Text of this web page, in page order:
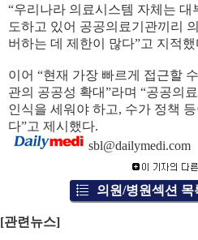
“우리나라 의료시스템 자체는
도하고 있어 공공의료기관끼리
버하는 데 제한이 많다”고 지적했
이어 “현재 가장 빠르게 접근할
관의 공공성 확대”라며 “공공의
인식을 세워야 하고, 수가 정책
다”고 제시했다.
sbl@dailymedi.com
의원/병원섹션 목
[관련뉴스]